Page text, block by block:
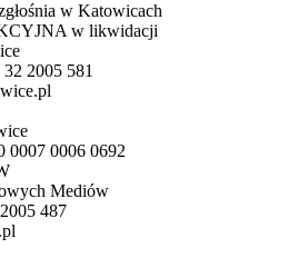
w Katowicach
w likwidacji
2005 581
0007 0006 0692
Mediów
487